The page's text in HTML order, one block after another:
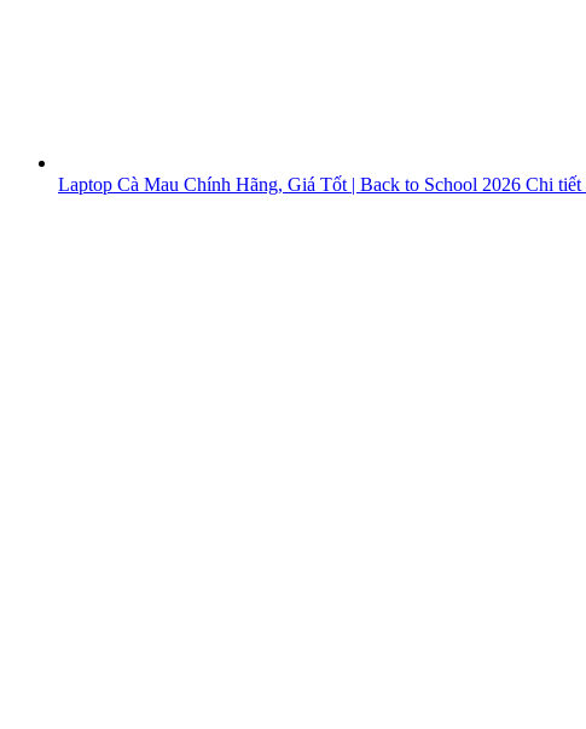
Laptop Cà Mau Chính Hãng, Giá Tốt | Back to School 2026 Chi tiết